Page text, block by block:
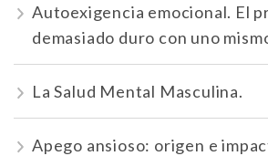
Autoexigencia emocional. El
demasiado duro con uno
La Salud Mental Masculina.
Apego ansioso: origen e